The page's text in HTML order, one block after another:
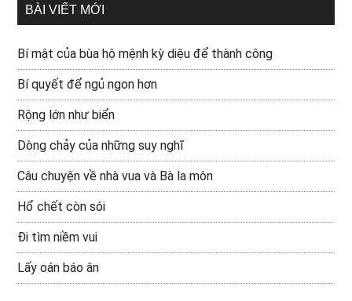
BÀI VIẾT MỚI
Bí mật của bùa hộ mệnh kỳ diệu để thành công
Bí quyết để ngủ ngon hơn
Rộng lớn như biển
Dòng chảy của những suy nghĩ
Câu chuyện về nhà vua và Bà la môn
Hổ chết còn sói
Đi tìm niềm vui
Lấy oán báo ân